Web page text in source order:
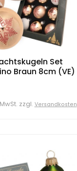
Set
Braun 8cm (VE)
zzgl. Versandkosten